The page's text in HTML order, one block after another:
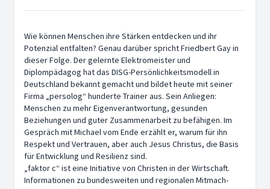
Wie können Menschen ihre Stärken entdecken und ihr
Potenzial entfalten? Genau darüber spricht Friedbert Gay in
dieser Folge. Der gelernte Elektromeister und
Diplompädagog hat das DISG-Persönlichkeitsmodell in
Deutschland bekannt gemacht und bildet heute mit seiner
Firma „persolog“ hunderte Trainer aus. Sein Anliegen:
Menschen zu mehr Eigenverantwortung, gesunden
Beziehungen und guter Zusammenarbeit zu befähigen. Im
Gespräch mit Michael vom Ende erzählt er, warum für ihn
Respekt und Vertrauen, aber auch Jesus Christus, die Basis
für Entwicklung und Resilienz sind.
„faktor c“ ist eine Initiative von Christen in der Wirtschaft.
Informationen zu bundesweiten und regionalen Mitmach-